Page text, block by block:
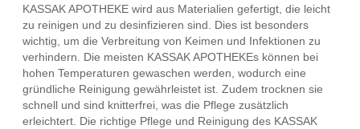
KASSAK APOTHEKE wird aus Materialien gefertigt, die leicht
zu reinigen und zu desinfizieren sind. Dies ist besonders
wichtig, um die Verbreitung von Keimen und Infektionen zu
verhindern. Die meisten KASSAK APOTHEKEs können bei
hohen Temperaturen gewaschen werden, wodurch eine
gründliche Reinigung gewährleistet ist. Zudem trocknen sie
schnell und sind knitterfrei, was die Pflege zusätzlich
erleichtert. Die richtige Pflege und Reinigung des KASSAK